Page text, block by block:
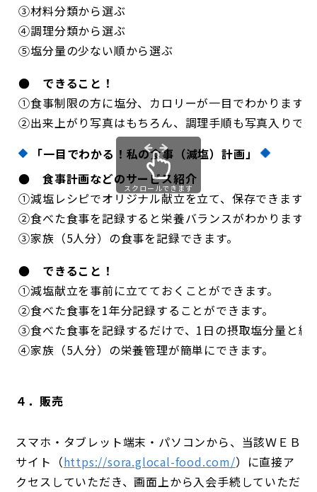
③材料分類から選ぶ
④調理分類から選ぶ
⑤塩分量の少ない順から選ぶ
● できること！
①食事制限の方に塩分、カロリーが一目でわかります。
②出来上がり写真はもちろん、調理手順も写真入りで
「一目でわかる！私の食事（減塩）計画」
● 食事計画などのサービス紹介
①減塩レシピでオリジナル献立を立て、保存できます。
②食べた食事を記録すると栄養バランスがわかります。
③家族（5人分）の食事を記録できます。
● できること！
①減塩献立を事前に立てておくことができます。
②食べた食事を1年分記録することができます。
③食べた食事を記録するだけで、1日の摂取塩分量と総
④家族（5人分）の栄養管理が簡単にできます。
スクロールできます
４．販売
スマホ・タブレット端末・パソコンから、当該ＷＥＢ
サイト（https://sora.glocal-food.com/）に直接ア
クセスしていただき、画面上から入会手続していただ